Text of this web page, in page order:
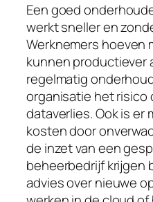
Een goed
werkt sneller en
Werknemers hoeven
kunnen productiever
regelmatig
organisatie het risico
dataverlies. Ook is er
kosten door
de inzet van een
beheerbedrijf krijgen
advies over nieuwe